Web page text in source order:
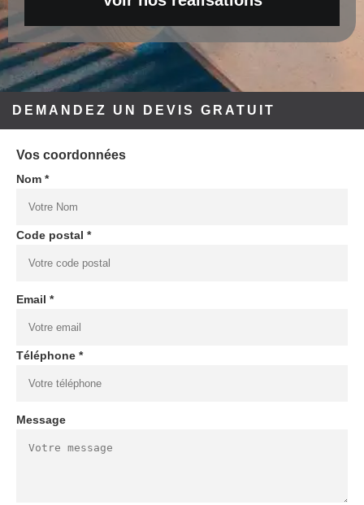
DEMANDEZ UN DEVIS GRATUIT
Vos coordonnées
Nom *
Code postal *
Email *
Téléphone *
Message